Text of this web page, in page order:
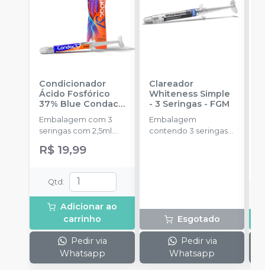
Condicionador
Ácido Fosfórico
37% Blue Condac-
FGM
Embalagem com 3
seringas com 2,5ml
cada uma e 3
ponteiras para
R$ 19,99
Qtd :
Adicionar ao
carrinho
Pedir via
Whatsapp
Clareador
Whiteness Simple
- 3 Seringas- FGM
Embalagem
contendo 3 seringas
Esgotado
Pedir via
Whatsapp